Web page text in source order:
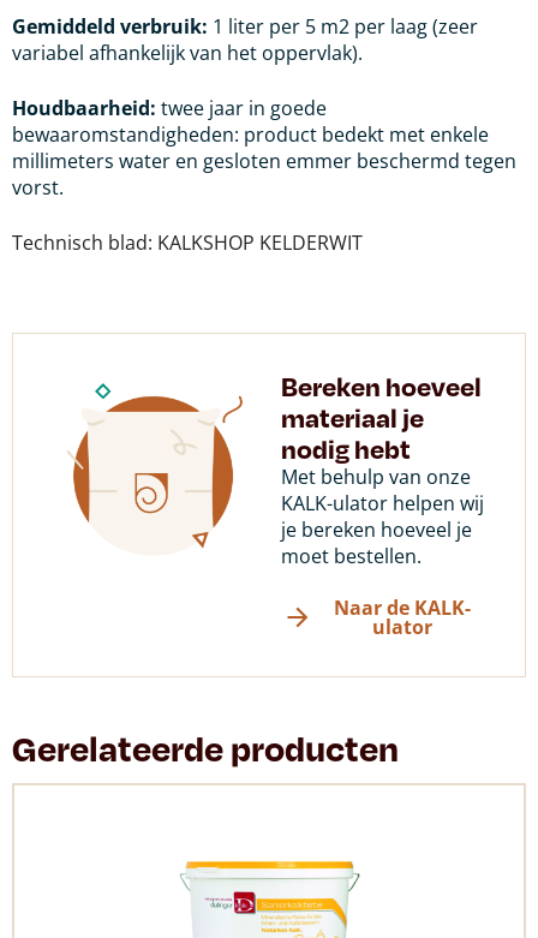
Gemiddeld verbruik: 1 liter per 5 m2 per laag (zeer
variabel afhankelijk van het oppervlak).
Houdbaarheid: twee jaar in goede
bewaaromstandigheden: product bedekt met enkele
millimeters water en gesloten emmer beschermd tegen
vorst.
Technisch blad: KALKSHOP KELDERWIT
Bereken hoeveel
materiaal je
nodig hebt
Met behulp van onze
KALK-ulator helpen wij
je bereken hoeveel je
moet bestellen.
Naar de KALK-
ulator
Gerelateerde producten